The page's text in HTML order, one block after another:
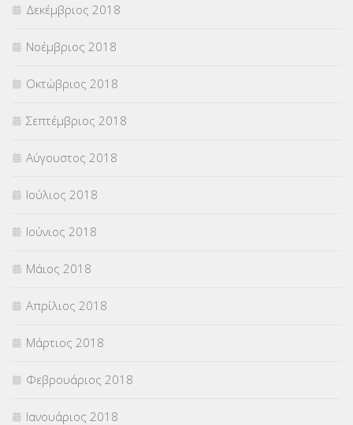
Δεκέμβριος 2018
Νοέμβριος 2018
Οκτώβριος 2018
Σεπτέμβριος 2018
Αύγουστος 2018
Ιούλιος 2018
Ιούνιος 2018
Μάιος 2018
Απρίλιος 2018
Μάρτιος 2018
Φεβρουάριος 2018
Ιανουάριος 2018